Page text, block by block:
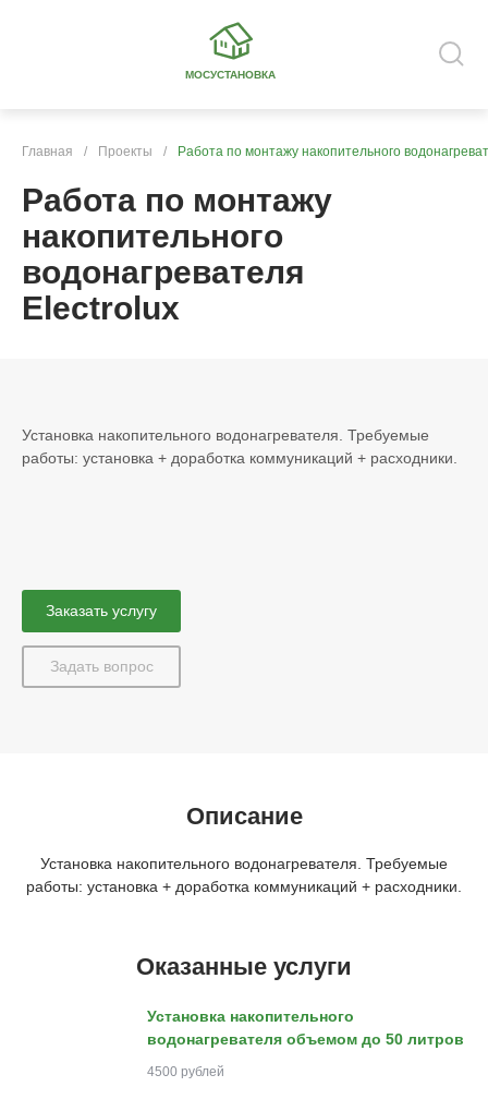
МОСУСТАНОВКА
Главная / Проекты / Работа по монтажу накопительного
Работа по монтажу
накопительного
водонагревателя
Electrolux
Установка накопительного водонагревателя. Требуемые
работы: установка + доработка коммуникаций + расходники.
Заказать услугу
Задать вопрос
Описание
Установка накопительного водонагревателя. Требуемые
работы: установка + доработка коммуникаций + расходники.
Оказанные услуги
Установка накопительного
водонагревателя объемом до 50 литров
4500 рублей